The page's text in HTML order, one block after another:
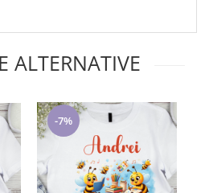
ALTERNATIVE
-7%